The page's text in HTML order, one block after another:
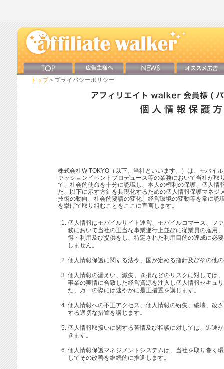
トップ ＞プライバシーポリシー
株式会社W TOKYO（以下、当社といいます。）は、モバイ
ァッションイベントプロデュース等の業務において当社が取
て、社会的使命を十分に認識し、本人の権利の保護、個人情
た、以下に示す方針を具現化するための個人情報保護マネジ
技術の動向、社会的要請の変化、経営環境の変動等を常に認
を挙げて取り組むことをここに宣言します。
個人情報はモバイルサイト運営、モバイルコマース、フ
務において当社の正当な事業遂行上並びに従業員の雇用
得・利用及び提供をし、特定された利用目的の達成に必
しません。
個人情報保護に関する法令、国が定める指針及びその他
個人情報の漏えい、滅失、き損などのリスクに対しては
事業の実情に合致した経営資源を注入し個人情報セキュ
た、万一の際には速やかに是正措置を講じます。
個人情報への不正アクセス、個人情報の紛失、破壊、改
する適切な措置を講じます。
個人情報取扱いに関する苦情及び相談に対しては、迅速
きます。
個人情報保護マネジメントシステムは、当社を取り巻く
してその改善を継続的に推進します。